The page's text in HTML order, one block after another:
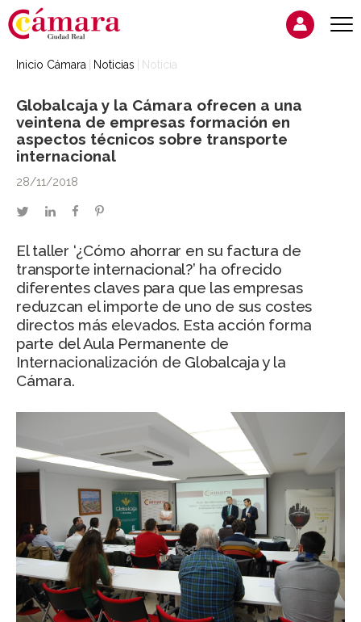
Inicio Cámara Noticias Noticia
Globalcaja y la Cámara ofrecen a una
veintena de empresas formación en
aspectos técnicos sobre transporte
internacional
28/11/2018
twitterlinkedinfacebookpinterest
El taller ‘¿Cómo ahorrar en su factura de
transporte internacional?’ ha ofrecido
diferentes claves para que las empresas
reduzcan el importe de uno de sus costes
directos más elevados. Esta acción forma
parte del Aula Permanente de
Internacionalización de Globalcaja y la
Cámara.